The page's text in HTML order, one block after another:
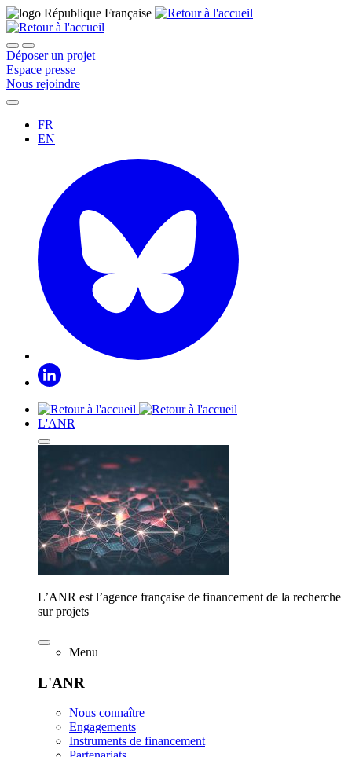
Déposer un projet
Espace presse
Nous rejoindre
FR
EN
L'ANR
L’ANR est l’agence française de financement de la recherche
sur projets
Menu
L'ANR
Nous connaître
Engagements
Instruments de financement